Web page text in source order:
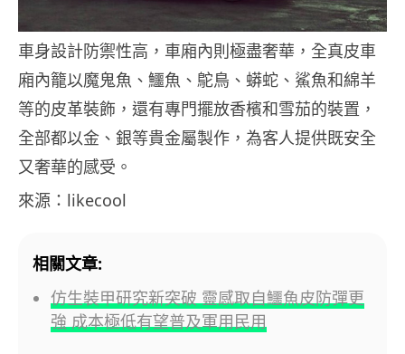
車身設計防禦性高，車廂內則極盡奢華，全真皮車
廂內籠以魔鬼魚、鱷魚、鴕鳥、蟒蛇、鯊魚和綿羊
等的皮革裝飾，還有專門擺放香檳和雪茄的裝置，
全部都以金、銀等貴金屬製作，為客人提供既安全
又奢華的感受。
來源：likecool
相關文章:
仿生裝甲研究新突破 靈感取自鱷魚皮防彈更
強 成本極低有望普及軍用民用